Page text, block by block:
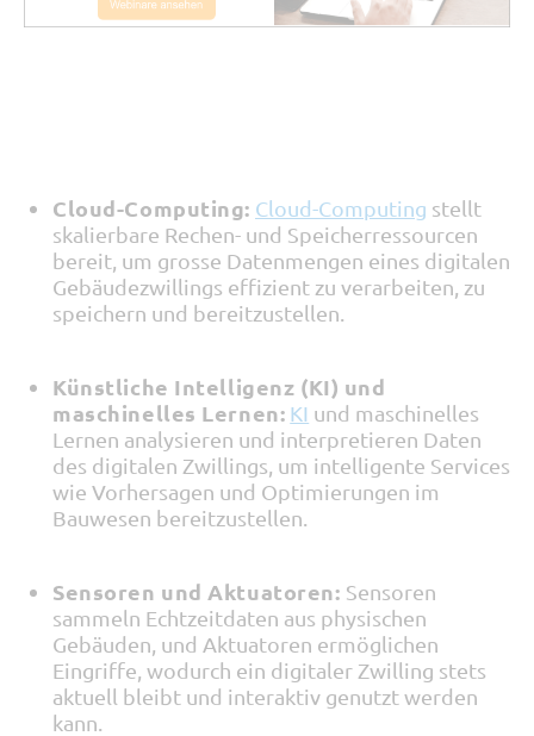
Cloud-Computing: Cloud-Computing stellt
skalierbare Rechen- und Speicherressourcen
bereit, um grosse Datenmengen eines digitalen
Gebäudezwillings effizient zu verarbeiten, zu
speichern und bereitzustellen.
Künstliche Intelligenz (KI) und
maschinelles Lernen: KI und maschinelles
Lernen analysieren und interpretieren Daten
des digitalen Zwillings, um intelligente Services
wie Vorhersagen und Optimierungen im
Bauwesen bereitzustellen.
Sensoren und Aktuatoren: Sensoren
sammeln Echtzeitdaten aus physischen
Gebäuden, und Aktuatoren ermöglichen
Eingriffe, wodurch ein digitaler Zwilling stets
aktuell bleibt und interaktiv genutzt werden
kann.